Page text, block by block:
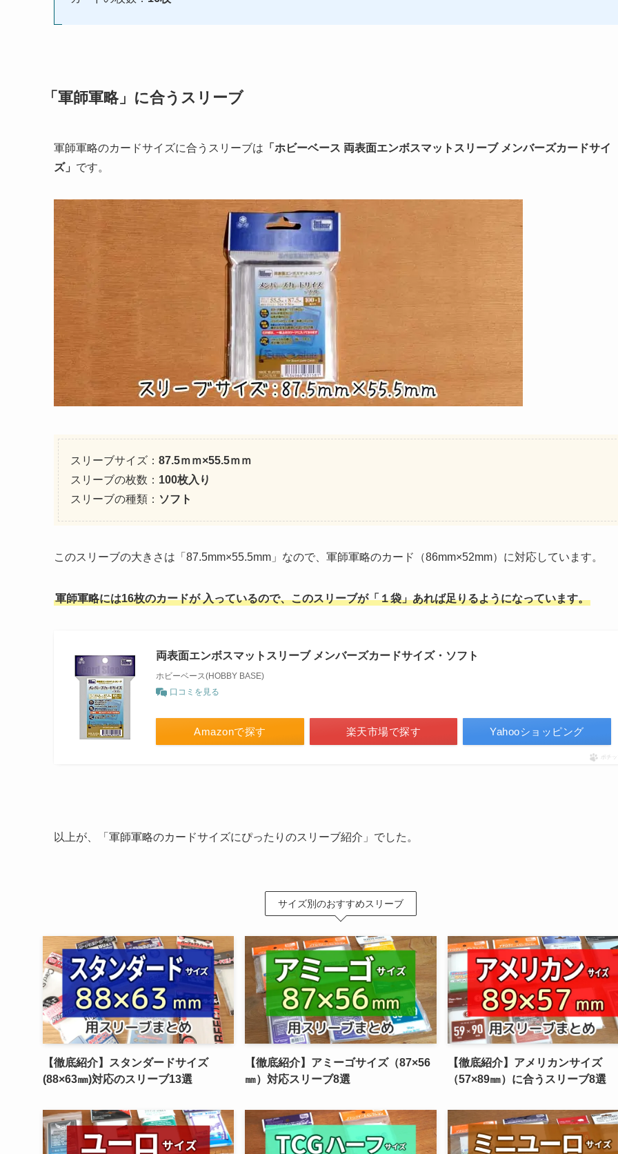
「軍師軍略」に合うスリーブ
軍師軍略のカードサイズに合うスリーブは 「ホビーベース 両表面エンボスマットスリーブ メンバーズカードサイ
ズ」 です。
スリーブサイズ： 87.5ｍｍ×55.5ｍｍ
スリーブの枚数： 100枚入り
スリーブの種類： ソフト
このスリーブの大きさは「87.5mm×55.5mm」なので、軍師軍略のカード（86mm×52mm）に対応しています。
軍師軍略には16枚のカードが 入っているので、このスリーブが「１袋」あれば足りるようになっています。
両表面エンボスマットスリーブ メンバーズカードサイズ・ソフト
ホビーベース(HOBBY BASE)
口コミを見る
Amazonで探す 楽天市場で探す Yahooショッピング
ポチ
以上が、「軍師軍略のカードサイズにぴったりのスリーブ紹介」でした。
サイズ別のおすすめスリーブ
【徹底紹介】スタンダードサイズ
(88×63㎜)対応のスリーブ13選
【徹底紹介】アミーゴサイズ（87×56
㎜）対応スリーブ8選
【徹底紹介】アメリカンサイズ
（57×89㎜）に合うスリーブ8選